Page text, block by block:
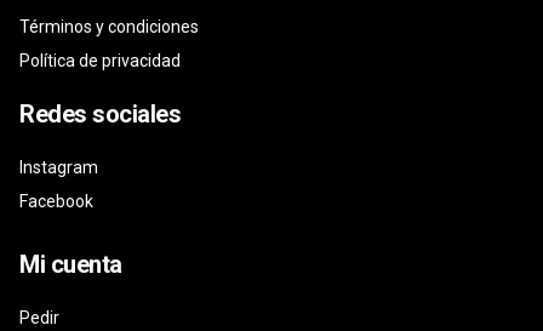
Términos y condiciones
Política de privacidad
Redes sociales
Instagram
Facebook
Mi cuenta
Pedir